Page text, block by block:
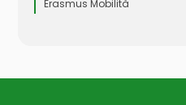
Erasmus Mobilità